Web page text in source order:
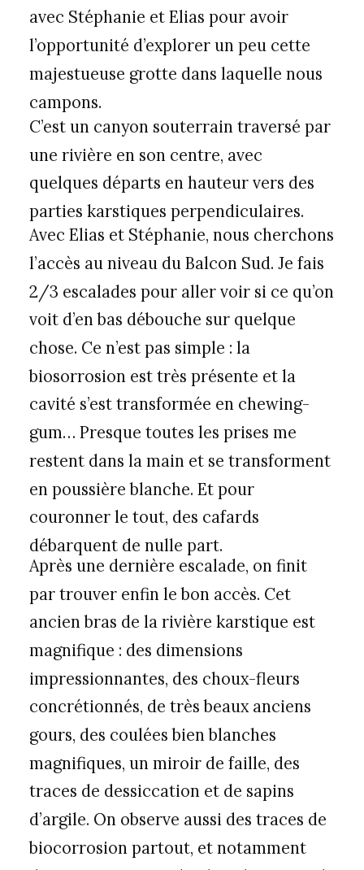
avec Stéphanie et Elias pour avoir
l’opportunité d’explorer un peu cette
majestueuse grotte dans laquelle nous
campons.
C’est un canyon souterrain traversé par
une rivière en son centre, avec
quelques départs en hauteur vers des
parties karstiques perpendiculaires.
Avec Elias et Stéphanie, nous cherchons
l’accès au niveau du Balcon Sud. Je fais
2/3 escalades pour aller voir si ce qu’on
voit d’en bas débouche sur quelque
chose. Ce n’est pas simple : la
biosorrosion est très présente et la
cavité s’est transformée en chewing-
gum… Presque toutes les prises me
restent dans la main et se transforment
en poussière blanche. Et pour
couronner le tout, des cafards
débarquent de nulle part.
Après une dernière escalade, on finit
par trouver enfin le bon accès. Cet
ancien bras de la rivière karstique est
magnifique : des dimensions
impressionnantes, des choux-fleurs
concrétionnés, de très beaux anciens
gours, des coulées bien blanches
magnifiques, un miroir de faille, des
traces de dessiccation et de sapins
d’argile. On observe aussi des traces de
biocorrosion partout, et notamment